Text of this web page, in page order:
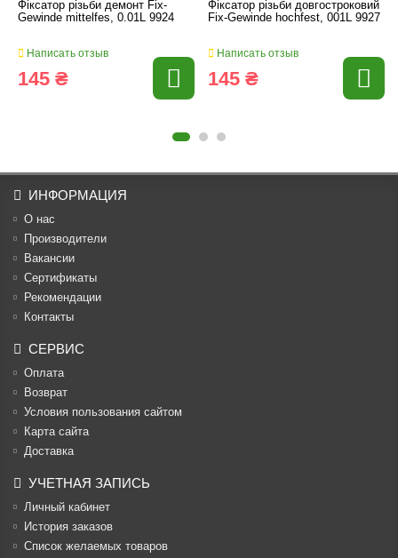
Фіксатор різьби демонт Fix-
Gewinde mittelfes, 0.01L 9924
Написать отзыв
145 ₴
Фіксатор різьби довгостроковий
Fix-Gewinde hochfest, 001L 9927
Написать отзыв
145 ₴
ИНФОРМАЦИЯ
О нас
Производители
Вакансии
Cертификаты
Рекомендации
Контакты
СЕРВИС
Оплата
Возврат
Условия пользования сайтом
Карта сайта
Доставка
УЧЕТНАЯ ЗАПИСЬ
Личный кабинет
История заказов
Список желаемых товаров